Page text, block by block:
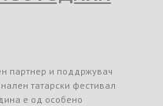
партнер и поддржувач
татарски фестивал
е од особено